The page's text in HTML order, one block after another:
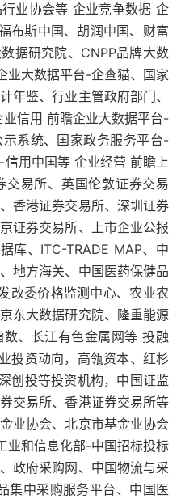
业协会等 企业竞争数据 企
布斯中国、胡润中国、财富
据研究院、CNPP品牌大数
业大数据平台-企查猫、国家
年鉴、行业主管政府部门、
信用 前瞻企业大数据平台-
系统、国家政务服务平台-
用中国等 企业经营 前瞻上
易所、英国伦敦证券交易
香港证券交易所、深圳证券
证券交易所、上市企业公报
库、ITC-TRADE MAP、中
地方海关、中国医药保健品
改委价格监测中心、农业农
东大数据研究院、隆重能源
、长江有色金属网等 投融
投资动向，高瓴资本、红杉
创投等投资机构，中国证监
交易所、香港证券交易所等
业协会、北京市基金业协会
业和信息化部-中国招标投标
政府采购网、中国物流与采
集中采购服务平台、中国医